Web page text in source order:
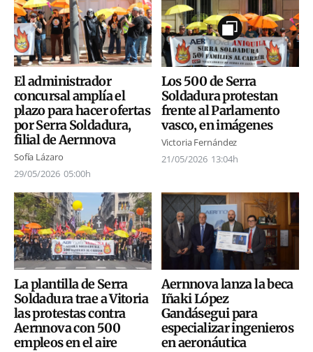
El administrador
concursal amplía el
plazo para hacer ofertas
por Serra Soldadura,
filial de Aernnova
Sofía Lázaro
29/05/2026 05:00h
Los 500 de Serra
Soldadura protestan
frente al Parlamento
vasco, en imágenes
Victoria Fernández
21/05/2026 13:04h
La plantilla de Serra
Soldadura trae a Vitoria
las protestas contra
Aernnova con 500
empleos en el aire
Aernnova lanza la beca
Iñaki López
Gandásegui para
especializar ingenieros
en aeronáutica